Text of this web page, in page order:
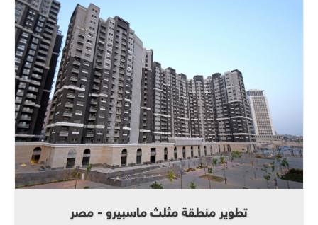
تطوير منطقة مثلث ماسبيرو - مصر